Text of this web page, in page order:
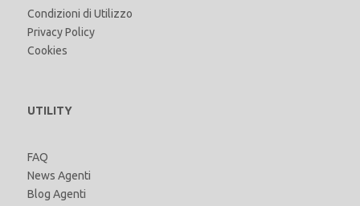
Condizioni di Utilizzo
Privacy Policy
Cookies
UTILITY
FAQ
News Agenti
Blog Agenti